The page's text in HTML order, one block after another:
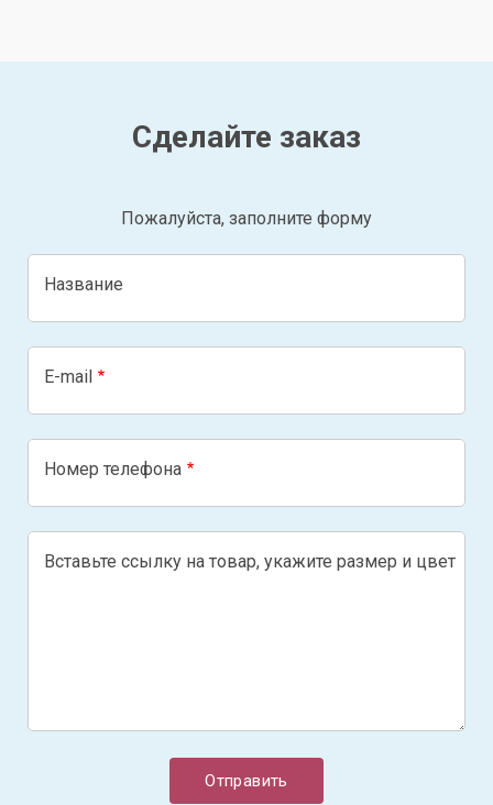
Сделайте заказ
Пожалуйста, заполните форму
Название
E-mail
Номер телефона
Вставьте ссылку на товар, укажите размер и цвет